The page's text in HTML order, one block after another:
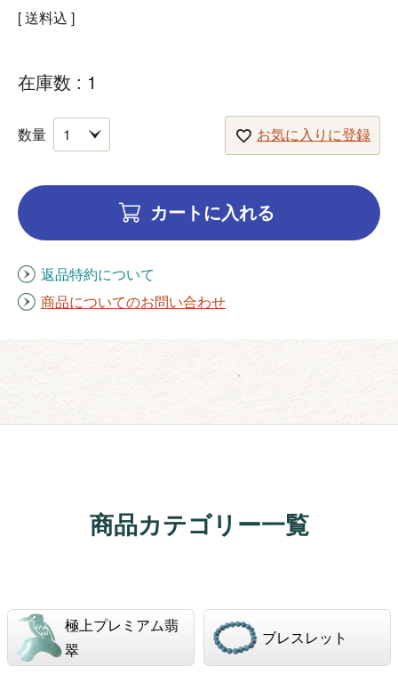
送料込
在庫数 1
お気に入りに登録
カートに入れる
返品特約について
商品についてのお問い合わせ
商品カテゴリー一覧
極上プレミアム翡
翠
ブレスレット